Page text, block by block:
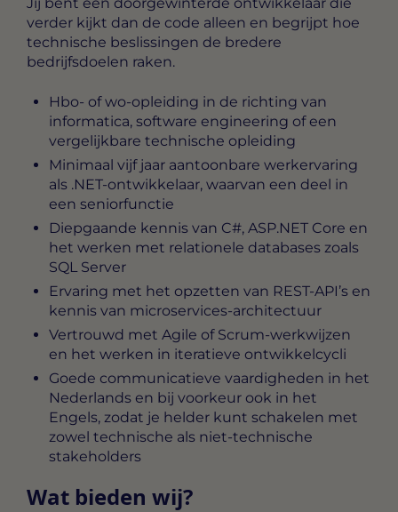
Jij bent een doorgewinterde ontwikkelaar die
verder kijkt dan de code alleen en begrijpt hoe
technische beslissingen de bredere
bedrijfsdoelen raken.
Hbo- of wo-opleiding in de richting van
informatica, software engineering of een
vergelijkbare technische opleiding
Minimaal vijf jaar aantoonbare werkervaring
als .NET-ontwikkelaar, waarvan een deel in
een seniorfunctie
Diepgaande kennis van C#, ASP.NET Core en
het werken met relationele databases zoals
SQL Server
Ervaring met het opzetten van REST-API’s en
kennis van microservices-architectuur
Vertrouwd met Agile of Scrum-werkwijzen
en het werken in iteratieve ontwikkelcycli
Goede communicatieve vaardigheden in het
Nederlands en bij voorkeur ook in het
Engels, zodat je helder kunt schakelen met
zowel technische als niet-technische
stakeholders
Wat bieden wij?